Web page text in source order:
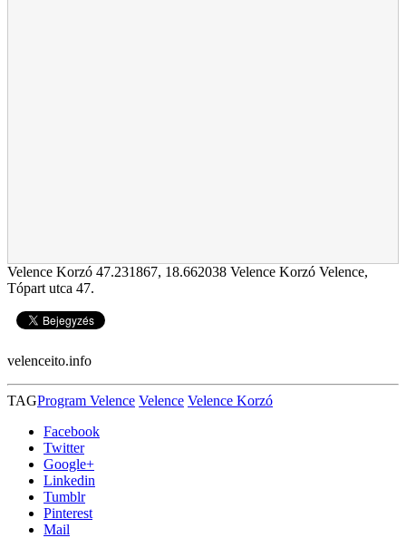
Velence Korzó 47.231867, 18.662038 Velence Korzó Velence,
Tópart utca 47.
velenceito.info
TAGProgram Velence Velence Velence Korzó
Facebook
Twitter
Google+
Linkedin
Tumblr
Pinterest
Mail